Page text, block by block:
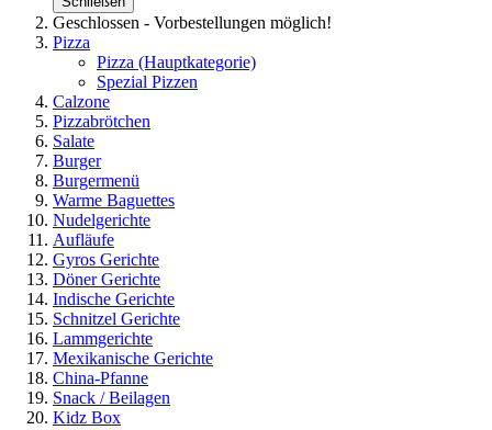
Geschlossen - Vorbestellungen möglich!
Pizza
Pizza (Hauptkategorie)
Spezial Pizzen
Calzone
Pizzabrötchen
Salate
Burger
Burgermenü
Warme Baguettes
Nudelgerichte
Aufläufe
Gyros Gerichte
Döner Gerichte
Indische Gerichte
Schnitzel Gerichte
Lammgerichte
Mexikanische Gerichte
China-Pfanne
Snack / Beilagen
Kidz Box